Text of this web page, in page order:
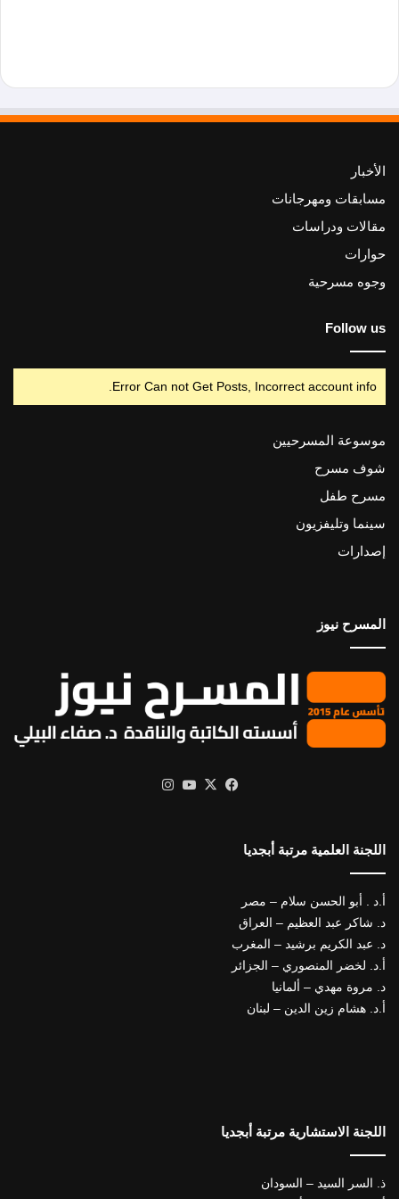
الأخبار
مسابقات ومهرجانات
مقالات ودراسات
حوارات
وجوه مسرحية
Follow us
Error Can not Get Posts, Incorrect account info.
موسوعة المسرحيين
شوف مسرح
مسرح طفل
سينما وتليفزيون
إصدارات
المسرح نيوز
فيسبوك
X يوتيوب
اللجنة العلمية مرتبة أبجديا
أ.د . أبو الحسن سلام – مصر
د. شاكر عبد العظيم – العراق
د. عبد الكريم برشيد – المغرب
أ.د. لخضر المنصوري – الجزائر
د. مروة مهدي – ألمانيا
أ.د. هشام زين الدين – لبنان
اللجنة الاستشارية مرتبة أبجديا
ذ. السر السيد – السودان